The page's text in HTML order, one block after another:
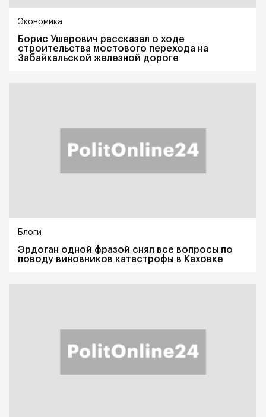
Экономика
Борис Ушерович рассказал о ходе
строительства мостового перехода на
Забайкальской железной дороге
Блоги
Эрдоган одной фразой снял все вопросы по
поводу виновников катастрофы в Каховке